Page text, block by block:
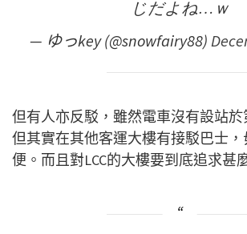
じだよね…ｗ
— ゆっkey (@snowfairy88)
但有人亦反駁，雖然電車沒有設站於
但其實在其他客運大樓有接駁巴士
便。而且對LCC的大樓要到底追求甚